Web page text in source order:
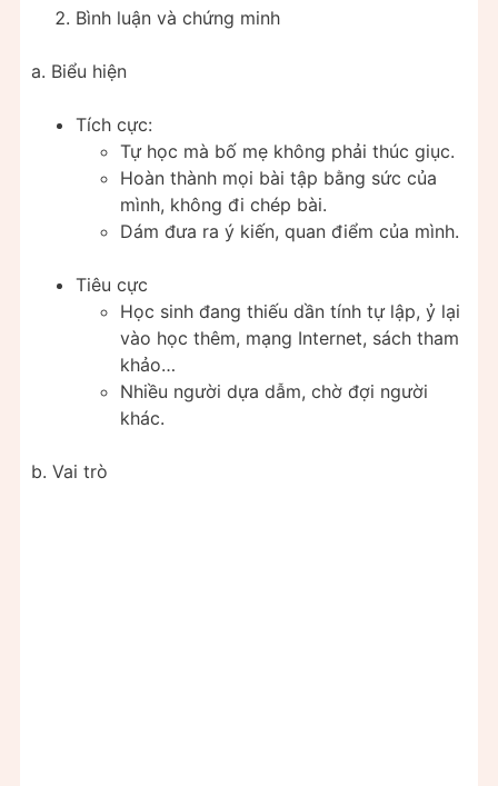
Bình luận và chứng minh
a. Biểu hiện
Tích cực:
Tự học mà bố mẹ không phải thúc giục.
Hoàn thành mọi bài tập bằng sức của
mình, không đi chép bài.
Dám đưa ra ý kiến, quan điểm của mình.
Tiêu cực
Học sinh đang thiếu dần tính tự lập, ỷ lại
vào học thêm, mạng Internet, sách tham
khảo…
Nhiều người dựa dẫm, chờ đợi người
khác.
b. Vai trò